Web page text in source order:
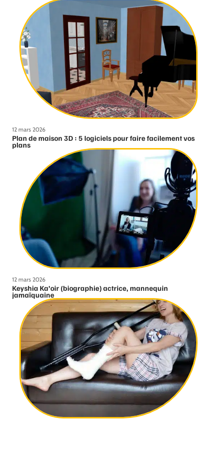
12 mars 2026
Plan de maison 3D : 5 logiciels pour faire facilement vos
plans
12 mars 2026
Keyshia Ka’oir (biographie) actrice, mannequin
jamaïquaine